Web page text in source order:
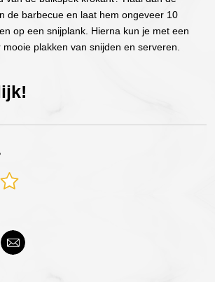
de barbecue en laat hem ongeveer 10
op een snijplank. Hierna kun je met een
plakken van snijden en serveren.